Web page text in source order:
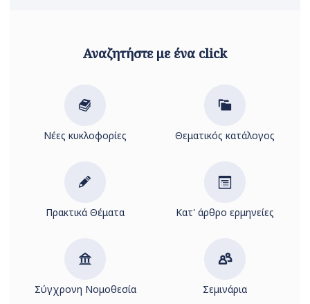
Αναζητήστε με ένα click
Νέες κυκλοφορίες Θεματικός κατάλογος
Πρακτικά Θέματα Κατ' άρθρο ερμηνείες
Σύγχρονη Νομοθεσία Σεμινάρια